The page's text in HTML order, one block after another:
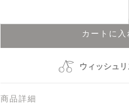
カートに入
ウィッシュ
商品詳細